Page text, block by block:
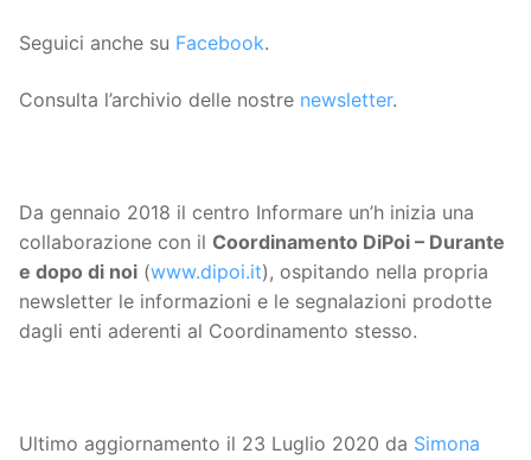
Seguici anche su Facebook.
Consulta l’archivio delle nostre newsletter.
Da gennaio 2018 il centro Informare un’h inizia una
collaborazione con il Coordinamento DiPoi – Durante
e dopo di noi (www.dipoi.it), ospitando nella propria
newsletter le informazioni e le segnalazioni prodotte
dagli enti aderenti al Coordinamento stesso.
Ultimo aggiornamento il 23 Luglio 2020 da Simona